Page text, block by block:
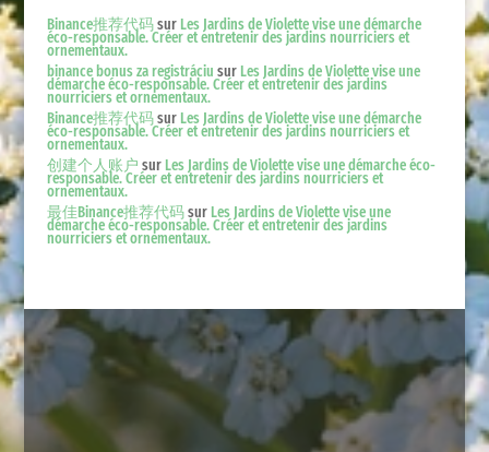
Binance推荐代码sur Les Jardins de Violette vise une démarche
éco-responsable. Créer et entretenir des jardins nourriciers et
ornementaux.
binance bonus za registráciu sur Les Jardins de Violette vise une
démarche éco-responsable. Créer et entretenir des jardins
nourriciers et ornementaux.
Binance推荐代码sur Les Jardins de Violette vise une démarche
éco-responsable. Créer et entretenir des jardins nourriciers et
ornementaux.
创建个人账户 sur Les Jardins de Violette vise une démarche éco-
responsable. Créer et entretenir des jardins nourriciers et
ornementaux.
最佳Binance推荐代码sur Les Jardins de Violette vise une
démarche éco-responsable. Créer et entretenir des jardins
nourriciers et ornementaux.